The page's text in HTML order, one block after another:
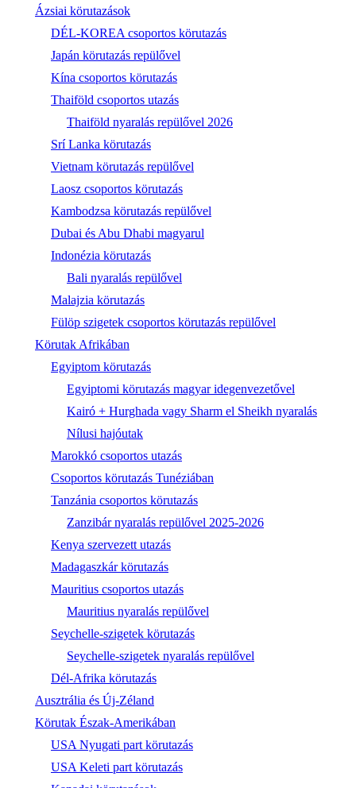
Ázsiai körutazások
DÉL-KOREA csoportos körutazás
Japán körutazás repülővel
Kína csoportos körutazás
Thaiföld csoportos utazás
Thaiföld nyaralás repülővel 2026
Srí Lanka körutazás
Vietnam körutazás repülővel
Laosz csoportos körutazás
Kambodzsa körutazás repülővel
Dubai és Abu Dhabi magyarul
Indonézia körutazás
Bali nyaralás repülővel
Malajzia körutazás
Fülöp szigetek csoportos körutazás repülővel
Körutak Afrikában
Egyiptom körutazás
Egyiptomi körutazás magyar idegenvezetővel
Kairó + Hurghada vagy Sharm el Sheikh nyaralás
Nílusi hajóutak
Marokkó csoportos utazás
Csoportos körutazás Tunéziában
Tanzánia csoportos körutazás
Zanzibár nyaralás repülővel 2025-2026
Kenya szervezett utazás
Madagaszkár körutazás
Mauritius csoportos utazás
Mauritius nyaralás repülővel
Seychelle-szigetek körutazás
Seychelle-szigetek nyaralás repülővel
Dél-Afrika körutazás
Ausztrália és Új-Zéland
Körutak Észak-Amerikában
USA Nyugati part körutazás
USA Keleti part körutazás